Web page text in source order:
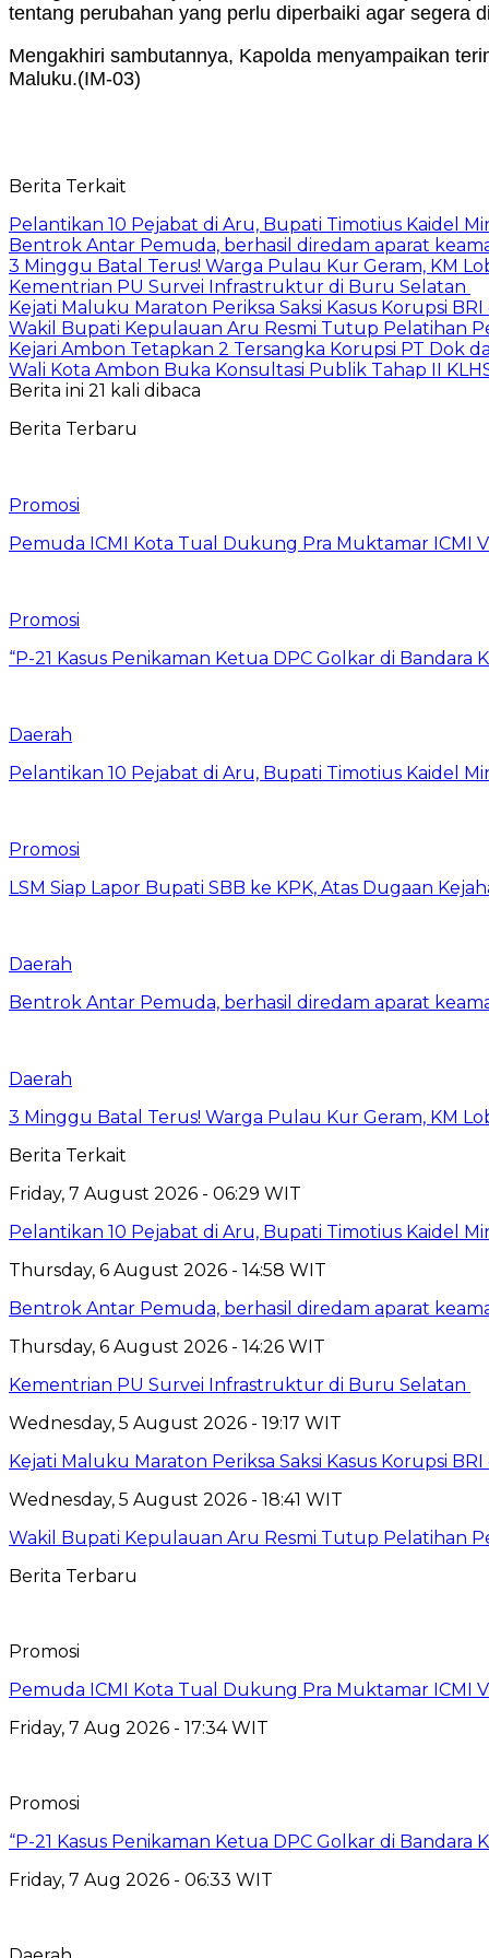
tentang perubahan yang perlu diperbaiki agar segera
Mengakhiri sambutannya, Kapolda menyampaikan
Maluku.(IM-03)
Berita Terkait
Pelantikan 10 Pejabat di Aru, Bupati Timotius Kaidel
Bentrok Antar Pemuda, berhasil diredam aparat
3 Minggu Batal Terus! Warga Pulau Kur Geram, KM
Kementrian PU Survei Infrastruktur di Buru Selatan
Kejati Maluku Maraton Periksa Saksi Kasus Korupsi
Wakil Bupati Kepulauan Aru Resmi Tutup Pelatihan
Kejari Ambon Tetapkan 2 Tersangka Korupsi PT Dok
Wali Kota Ambon Buka Konsultasi Publik Tahap II
Berita ini 21 kali dibaca
Berita Terbaru
Promosi
Pemuda ICMI Kota Tual Dukung Pra Muktamar ICMI
Promosi
“P-21 Kasus Penikaman Ketua DPC Golkar di
Daerah
Pelantikan 10 Pejabat di Aru, Bupati Timotius Kaidel
Promosi
LSM Siap Lapor Bupati SBB ke KPK, Atas Dugaan
Daerah
Bentrok Antar Pemuda, berhasil diredam aparat
Daerah
3 Minggu Batal Terus! Warga Pulau Kur Geram, KM
Berita Terkait
Friday, 7 August 2026 - 06:29 WIT
Pelantikan 10 Pejabat di Aru, Bupati Timotius Kaidel
Thursday, 6 August 2026 - 14:58 WIT
Bentrok Antar Pemuda, berhasil diredam aparat
Thursday, 6 August 2026 - 14:26 WIT
Kementrian PU Survei Infrastruktur di Buru Selatan
Wednesday, 5 August 2026 - 19:17 WIT
Kejati Maluku Maraton Periksa Saksi Kasus Korupsi
Wednesday, 5 August 2026 - 18:41 WIT
Wakil Bupati Kepulauan Aru Resmi Tutup Pelatihan
Berita Terbaru
Promosi
Pemuda ICMI Kota Tual Dukung Pra Muktamar ICMI
Friday, 7 Aug 2026 - 17:34 WIT
Promosi
“P-21 Kasus Penikaman Ketua DPC Golkar di
Friday, 7 Aug 2026 - 06:33 WIT